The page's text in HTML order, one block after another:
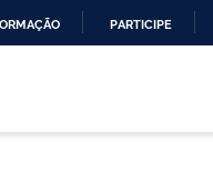
PARTICIPE